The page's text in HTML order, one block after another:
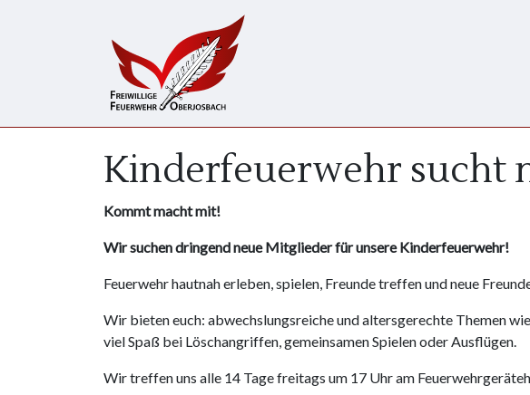
Kinderfeuerwehr sucht
Kommt macht mit!
Wir suchen dringend neue Mitglieder für unsere Kinderfeuerwehr!
Feuerwehr hautnah erleben, spielen, Freunde treffen und neue
Wir bieten euch: abwechslungsreiche und altersgerechte Themen
viel Spaß bei Löschangriffen, gemeinsamen Spielen oder Ausflügen.
Wir treffen uns alle 14 Tage freitags um 17 Uhr am